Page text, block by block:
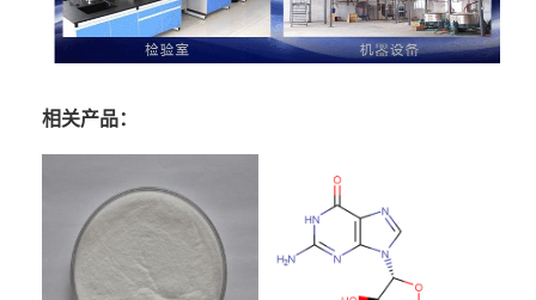
相关产品：